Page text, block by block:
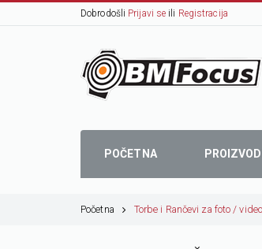
Dobrodošli Prijavi se ili Registracija
POČETNA PROIZVODI
Početna Torbe i Rančevi za foto / video